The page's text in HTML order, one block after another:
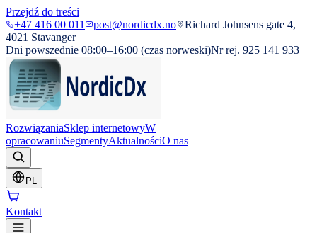
Przejdź do treści
+47 416 00 011
post@nordicdx.no
Richard Johnsens gate 4,
4021 Stavanger
Dni powszednie 08:00–16:00 (czas norweski)Nr rej. 925 141 933
RozwiązaniaSklep internetowyW
opracowaniuSegmentyAktualnościO nas
PL
Kontakt